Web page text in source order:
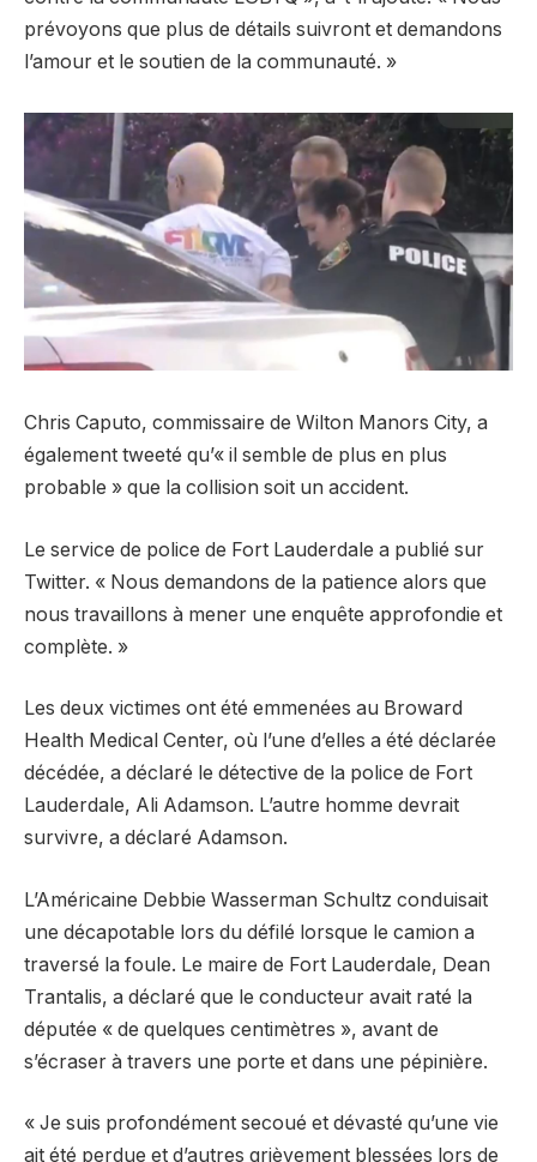
prévoyons que plus de détails suivront et demandons
l’amour et le soutien de la communauté. »
Chris Caputo, commissaire de Wilton Manors City, a
également tweeté qu’« il semble de plus en plus
probable » que la collision soit un accident.
Le service de police de Fort Lauderdale a publié sur
Twitter. « Nous demandons de la patience alors que
nous travaillons à mener une enquête approfondie et
complète. »
Les deux victimes ont été emmenées au Broward
Health Medical Center, où l’une d’elles a été déclarée
décédée, a déclaré le détective de la police de Fort
Lauderdale, Ali Adamson. L’autre homme devrait
survivre, a déclaré Adamson.
L’Américaine Debbie Wasserman Schultz conduisait
une décapotable lors du défilé lorsque le camion a
traversé la foule. Le maire de Fort Lauderdale, Dean
Trantalis, a déclaré que le conducteur avait raté la
députée « de quelques centimètres », avant de
s’écraser à travers une porte et dans une pépinière.
« Je suis profondément secoué et dévasté qu’une vie
ait été perdue et d’autres grièvement blessées lors de